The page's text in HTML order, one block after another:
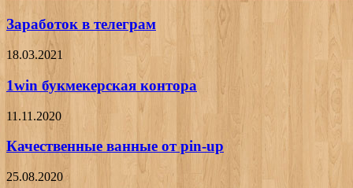
Заработок в телеграм
18.03.2021
1win букмекерская контора
11.11.2020
Качественные ванные от pin-up
25.08.2020